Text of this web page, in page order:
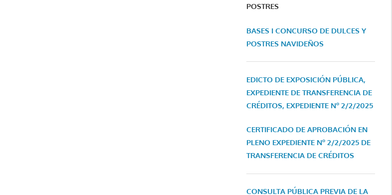
POSTRES
BASES I CONCURSO DE DULCES Y
POSTRES NAVIDEÑOS
EDICTO DE EXPOSICIÓN PÚBLICA,
EXPEDIENTE DE TRANSFERENCIA DE
CRÉDITOS, EXPEDIENTE Nº 2/2/2025
CERTIFICADO DE APROBACIÓN EN
PLENO EXPEDIENTE Nº 2/2/2025 DE
TRANSFERENCIA DE CRÉDITOS
CONSULTA PÚBLICA PREVIA DE LA